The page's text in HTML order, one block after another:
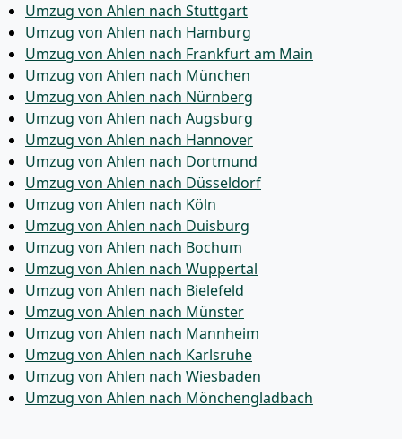
Umzug von Ahlen nach Stuttgart
Umzug von Ahlen nach Hamburg
Umzug von Ahlen nach Frankfurt am Main
Umzug von Ahlen nach München
Umzug von Ahlen nach Nürnberg
Umzug von Ahlen nach Augsburg
Umzug von Ahlen nach Hannover
Umzug von Ahlen nach Dortmund
Umzug von Ahlen nach Düsseldorf
Umzug von Ahlen nach Köln
Umzug von Ahlen nach Duisburg
Umzug von Ahlen nach Bochum
Umzug von Ahlen nach Wuppertal
Umzug von Ahlen nach Bielefeld
Umzug von Ahlen nach Münster
Umzug von Ahlen nach Mannheim
Umzug von Ahlen nach Karlsruhe
Umzug von Ahlen nach Wiesbaden
Umzug von Ahlen nach Mönchen­gladbach